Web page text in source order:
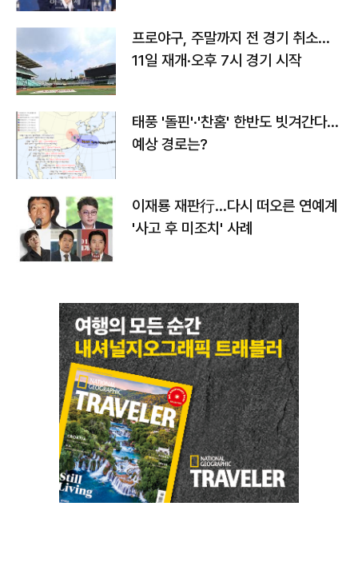
프로야구, 주말까지 전 경기 취소…
11일 재개·오후 7시 경기 시작
태풍 '돌핀'·'찬홈' 한반도 빗겨간다…
예상 경로는?
이재룡 재판行…다시 떠오른 연예계
'사고 후 미조치' 사례